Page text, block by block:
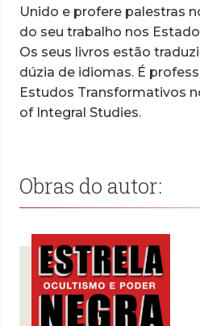
Unido e profere palestras
do seu trabalho nos
Os seus livros estão
dúzia de idiomas. É
Estudos Transformativos
of Integral Studies.
Obras do autor: